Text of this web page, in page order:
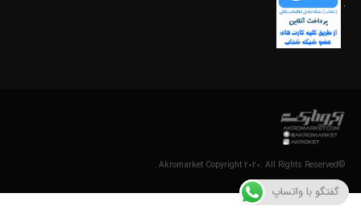
©Akromarket Copyright 2020. All Rights Reserved .
گفتگو با واتساپ